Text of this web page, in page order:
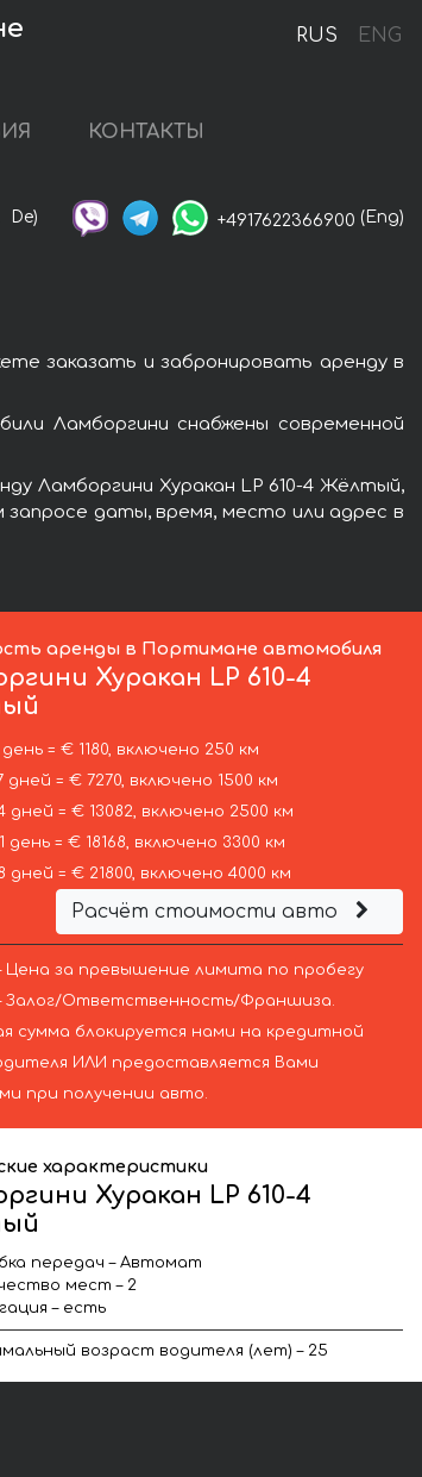
RUS ENG
КОНТАКТЫ
De) +4917622366900 (Eng)
заказать и забронировать аренду в
Ламборгини снабжены современной
Ламборгини Хуракан LP 610-4 Жёлтый,
даты, время, место или адрес в
аренды в Портимане автомобиля
Хуракан LP 610-4
день = € 1180, включено 250 км
дней = € 7270, включено 1500 км
дней = € 13082, включено 2500 км
день = € 18168, включено 3300 км
дней = € 21800, включено 4000 км
Расчёт стоимости авто
Цена за превышение лимита по пробегу
Залог/Ответственность/Франшиза.
сумма блокируется нами на кредитной
ИЛИ предоставляется Вами
при получении авто.
характеристики
Хуракан LP 610-4
передач – Автомат
мест – 2
– есть
возраст водителя (лет) – 25